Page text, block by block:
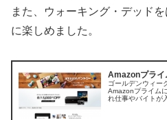
また、ウォーキング・デッド
に楽しめました。
Amazonプライ
ゴールデンウィー
Amazonプライム
れ仕事やバイトが